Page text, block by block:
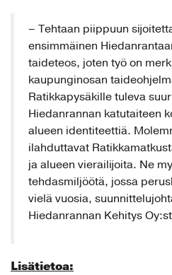
– Tehtaan piippuun
ensimmäinen
taideteos, joten työ on
kaupunginosan
Ratikkapysäkille tuleva
Hiedanrannan katutaiteen
alueen identiteettiä.
ilahduttavat
ja alueen vierailijoita. Ne
tehdasmiljöötä, jossa
vielä vuosia,
Hiedanrannan Kehitys
Lisätietoa: